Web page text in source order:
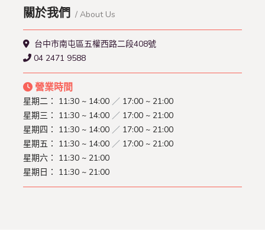
關於我們 / About Us
台中市南屯區五權西路二段408號
04 2471 9588
營業時間
星期二： 11:30 ~ 14:00 ／ 17:00 ~ 21:00
星期三： 11:30 ~ 14:00 ／ 17:00 ~ 21:00
星期四： 11:30 ~ 14:00 ／ 17:00 ~ 21:00
星期五： 11:30 ~ 14:00 ／ 17:00 ~ 21:00
星期六： 11:30 ~ 21:00
星期日： 11:30 ~ 21:00